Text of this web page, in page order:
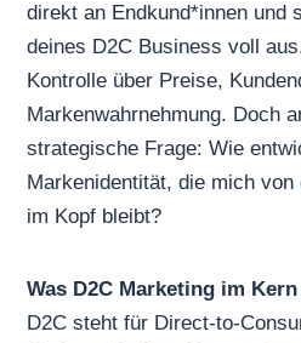
direkt an Endkund*innen und
deines D2C Business voll
Kontrolle über Preise,
Markenwahrnehmung. Doch
strategische Frage: Wie
Markenidentität, die mich von
im Kopf bleibt?
Was D2C Marketing im
D2C steht für Direct-to-